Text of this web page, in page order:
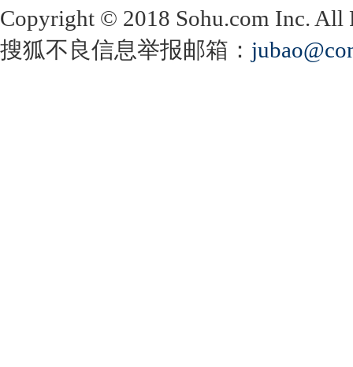
Copyright © 2018 Sohu.com Inc.
搜狐不良信息举报邮箱：